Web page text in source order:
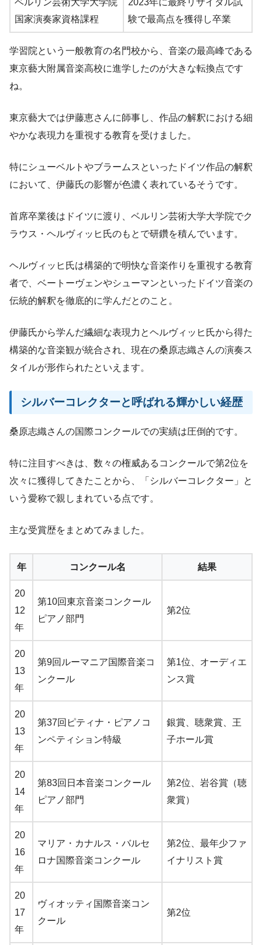
ベルリン芸術大学大学院
国家演奏家資格課程
2023年に最終リサイタル試
験で最高点を獲得し卒業
学習院という一般教育の名門校から、音楽の最高峰である
東京藝大附属音楽高校に進学したのが大きな転換点です
ね。
東京藝大では伊藤恵さんに師事し、作品の解釈における細
やかな表現力を重視する教育を受けました。
特にシューベルトやブラームスといったドイツ作品の解釈
において、伊藤氏の影響が色濃く表れているそうです。
首席卒業後はドイツに渡り、ベルリン芸術大学大学院でク
ラウス・ヘルヴィッヒ氏のもとで研鑽を積んでいます。
ヘルヴィッヒ氏は構築的で明快な音楽作りを重視する教育
者で、ベートーヴェンやシューマンといったドイツ音楽の
伝統的解釈を徹底的に学んだとのこと。
伊藤氏から学んだ繊細な表現力とヘルヴィッヒ氏から得た
構築的な音楽観が統合され、現在の桑原志織さんの演奏ス
タイルが形作られたといえます。
シルバーコレクターと呼ばれる輝かしい経歴
桑原志織さんの国際コンクールでの実績は圧倒的です。
特に注目すべきは、数々の権威あるコンクールで第2位を
次々に獲得してきたことから、「シルバーコレクター」と
いう愛称で親しまれている点です。
主な受賞歴をまとめてみました。
年 コンクール名 結果
20
12
年
第10回東京音楽コンクール
ピアノ部門
第2位
20
13
年
第9回ルーマニア国際音楽コ
ンクール
第1位、オーディエ
ンス賞
20
13
年
第37回ピティナ・ピアノコ
ンペティション特級
銀賞、聴衆賞、王
子ホール賞
20
14
年
第83回日本音楽コンクール
ピアノ部門
第2位、岩谷賞（聴
衆賞）
20
16
年
マリア・カナルス・バルセ
ロナ国際音楽コンクール
第2位、最年少ファ
イナリスト賞
20
17
年
ヴィオッティ国際音楽コン
クール
第2位